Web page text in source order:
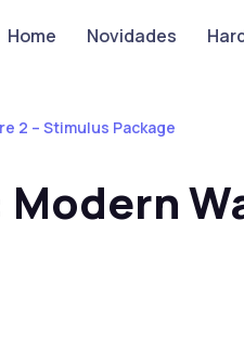
Home Novidades
2 – Stimulus Package